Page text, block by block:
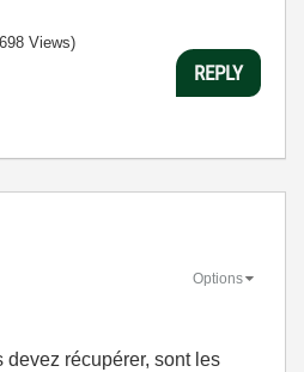
Views)
REPLY
Options
devez récupérer, sont les